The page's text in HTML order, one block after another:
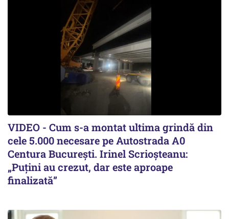
VIDEO - Cum s-a montat ultima grindă din
cele 5.000 necesare pe Autostrada A0
Centura București. Irinel Scrioșteanu:
„Puțini au crezut, dar este aproape
finalizată”